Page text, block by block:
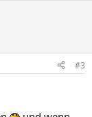
#3